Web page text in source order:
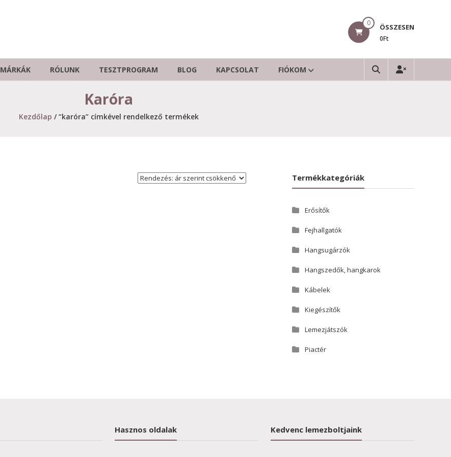
0 ÖSSZESEN
0Ft
MÁRKÁK RÓLUNK TESZTPROGRAM BLOG KAPCSOLAT FIÓKOM
Karóra
Kezdőlap / “karóra” címkével rendelkező termékek
Termékkategóriák
Erősítők
Fejhallgatók
Hangsugárzók
Hangszedők, hangkarok
Kábelek
Kiegészítők
Lemezjátszók
Piactér
Hasznos oldalak Kedvenc lemezboltjaink